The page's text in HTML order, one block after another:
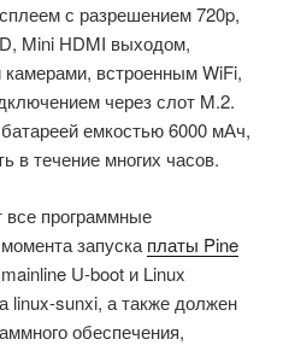
с разрешением 720p,
Mini HDMI выходом,
встроенным WiFi,
через слот M.2.
емкостью 6000 мАч,
в течение многих часов.
все программные
запуска платы Pine
U-boot и Linux
linux-sunxi, а также должен
обеспечения,